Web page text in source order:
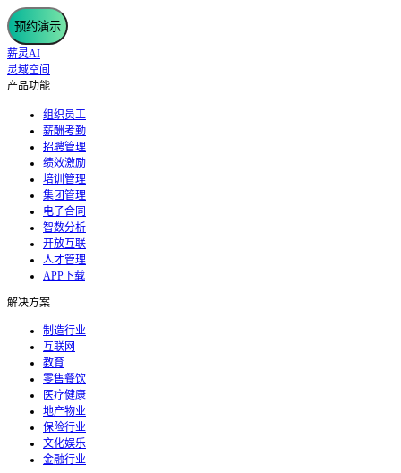
预约演示
薪灵AI
灵域空间
产品功能
组织员工
薪酬考勤
招聘管理
绩效激励
培训管理
集团管理
电子合同
智数分析
开放互联
人才管理
APP下载
解决方案
制造行业
互联网
教育
零售餐饮
医疗健康
地产物业
保险行业
文化娱乐
金融行业